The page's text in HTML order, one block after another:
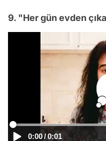
9. "Her gün evden
0:00/0:01